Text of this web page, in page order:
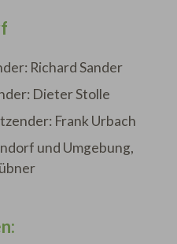
Richard Sander
Dieter Stolle
Frank Urbach
und Umgebung,